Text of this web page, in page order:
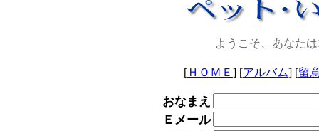
ようこそ、あなたは
[ ＨＯＭＥ ] [アルバム] [留
おなまえ
Ｅメール